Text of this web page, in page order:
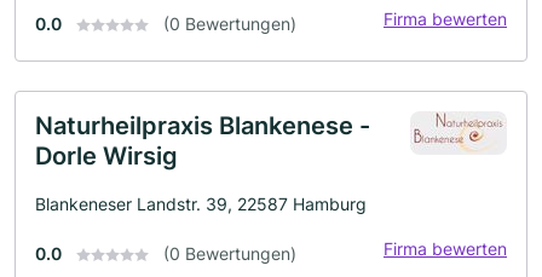
0.0 (0 Bewertungen) Firma bewerten
Naturheilpraxis Blankenese -
Dorle Wirsig
Blankeneser Landstr. 39, 22587 Hamburg
0.0 (0 Bewertungen) Firma bewerten